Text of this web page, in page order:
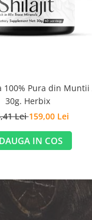
100% Pura din Muntii
30g. Herbix
Lei159,00 Lei
IN COS